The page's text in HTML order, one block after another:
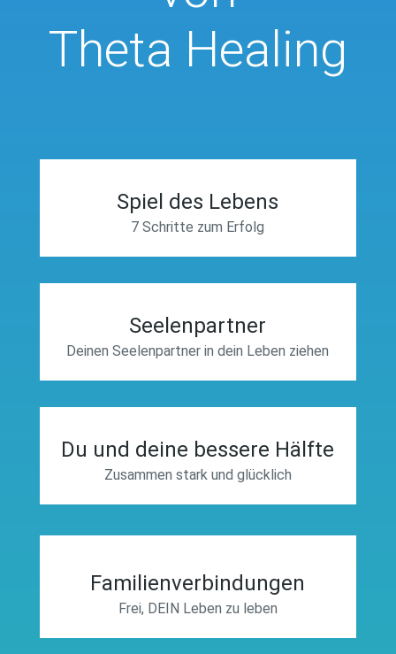
Theta Healing
Spiel des Lebens
7 Schritte zum Erfolg
Seelenpartner
Deinen Seelenpartner in dein Leben ziehen
Du und deine bessere Hälfte
Zusammen stark und glücklich
Familienverbindungen
Frei, DEIN Leben zu leben